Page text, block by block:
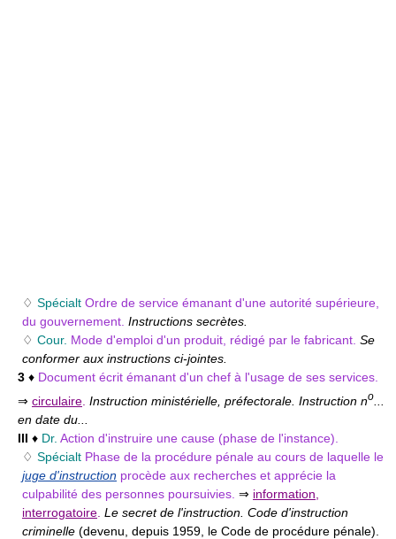
♢ Spécialt Ordre de service émanant d'une autorité supérieure,
du gouvernement. Instructions secrètes.
♢ Cour. Mode d'emploi d'un produit, rédigé par le fabricant. Se
conformer aux instructions ci-jointes.
3 ♦ Document écrit émanant d'un chef à l'usage de ses services.
⇒ circulaire Instruction ministérielle, préfectorale. Instruction no
en date du...
III ♦ Dr. Action d'instruire une cause (phase de l'instance).
♢ Spécialt Phase de la procédure pénale au cours de laquelle le
juge d'instruction procède aux recherches et apprécie la
culpabilité des personnes poursuivies. ⇒ information
interrogatoire Le secret de l'instruction. Code d'instruction
criminelle (devenu, depuis 1959, le Code de procédure pénale).